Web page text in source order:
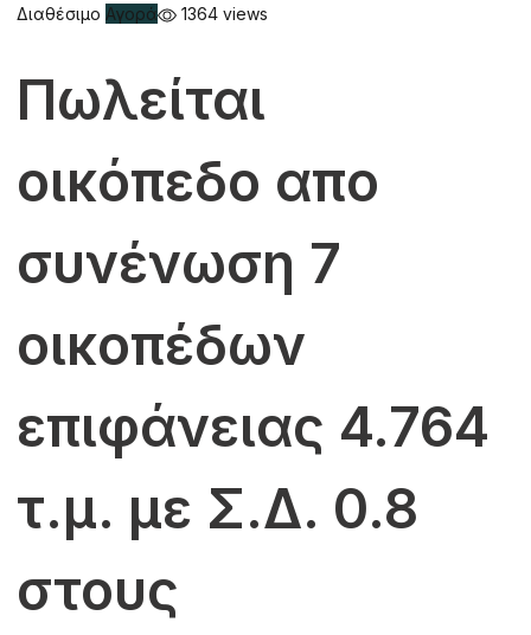
Διαθέσιμο Αγορά 1364 views
Πωλείται
οικόπεδο απο
συνένωση 7
οικοπέδων
επιφάνειας 4.764
τ.μ. με Σ.Δ. 0.8
στους